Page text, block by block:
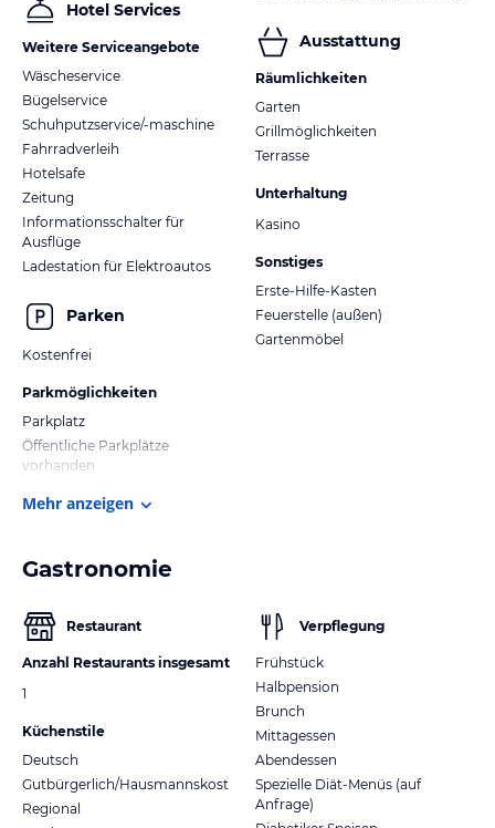
Hotel Services
Weitere Serviceangebote
Wäscheservice
Bügelservice
Schuhputzservice/-maschine
Fahrradverleih
Hotelsafe
Zeitung
Informationsschalter für
Ausflüge
Ladestation für Elektroautos
Parken
Kostenfrei
Parkmöglichkeiten
Parkplatz
Öffentliche Parkplätze
vorhanden
Ausstattung
Räumlichkeiten
Garten
Grillmöglichkeiten
Terrasse
Unterhaltung
Kasino
Sonstiges
Erste-Hilfe-Kasten
Feuerstelle (außen)
Gartenmöbel
Mehr anzeigen
Gastronomie
Restaurant
Anzahl Restaurants insgesamt
1
Küchenstile
Deutsch
Gutbürgerlich/Hausmannskost
Regional
Verpflegung
Frühstück
Halbpension
Brunch
Mittagessen
Abendessen
Spezielle Diät-Menüs (auf
Anfrage)